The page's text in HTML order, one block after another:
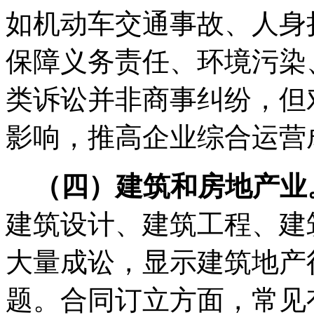
如机动车交通事故、人
保障义务责任、环境污
类诉讼并非商事纠纷，
影响，推高企业综合运营
（四）建筑和房地产
建筑设计、建筑工程、
大量成讼，显示建筑地
题。合同订立方面，常